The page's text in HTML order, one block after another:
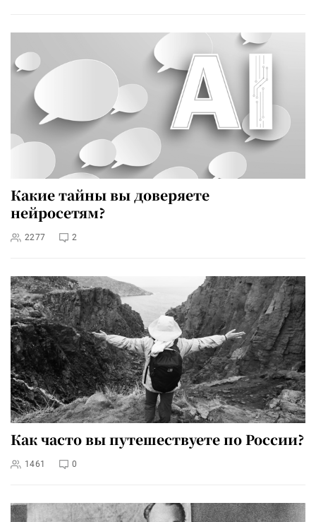
Какие тайны вы доверяете
нейросетям?
2277 2
Как часто вы путешествуете по России?
1461 0